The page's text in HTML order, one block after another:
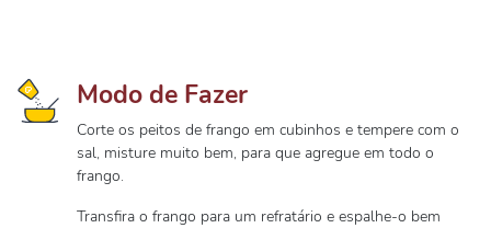
Modo de Fazer
Corte os peitos de frango em cubinhos e tempere com o
sal, misture muito bem, para que agregue em todo o
frango.
Transfira o frango para um refratário e espalhe-o bem